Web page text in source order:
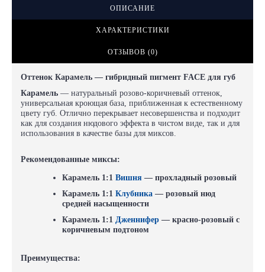
ОПИСАНИЕ
ХАРАКТЕРИСТИКИ
ОТЗЫВОВ (0)
Оттенок Карамель — гибридный пигмент FACE для губ
Карамель — натуральный розово-коричневый оттенок,
универсальная кроющая база, приближенная к естественному
цвету губ. Отлично перекрывает несовершенства и подходит
как для создания нюдового эффекта в чистом виде, так и для
использования в качестве базы для миксов.
Рекомендованные миксы:
Карамель 1:1 Вишня — прохладный розовый
Карамель 1:1 Клубника — розовый нюд
средней насыщенности
Карамель 1:1 Дженнифер — красно-розовый с
коричневым подтоном
Преимущества: